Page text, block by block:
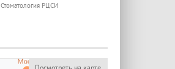
Стоматология РЦСИ